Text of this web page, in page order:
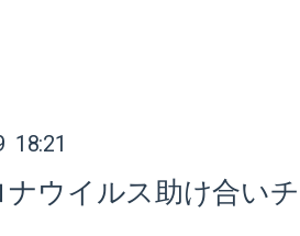
18:21
ナウイルス助け合い